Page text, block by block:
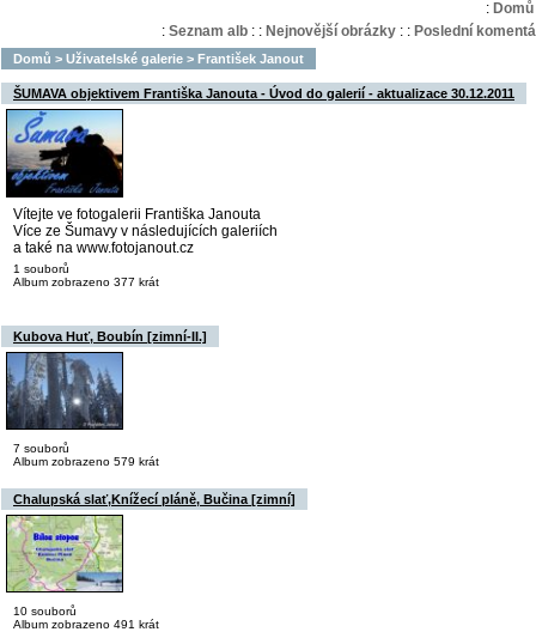
: Domů
: Seznam alb: : Nejnovější obrázky: : Poslední
Domů > Uživatelské galerie > František Janout
ŠUMAVA objektivem Františka Janouta - Úvod do galerií - aktualizace 30.12.2011
Vítejte ve fotogalerii Františka Janouta
Více ze Šumavy v následujících galeriích
a také na www.fotojanout.cz
1 souborů
Album zobrazeno 377 krát
Kubova Huť, Boubín [zimní-II.]
7 souborů
Album zobrazeno 579 krát
Chalupská slať,Knížecí pláně, Bučina [zimní]
10 souborů
Album zobrazeno 491 krát